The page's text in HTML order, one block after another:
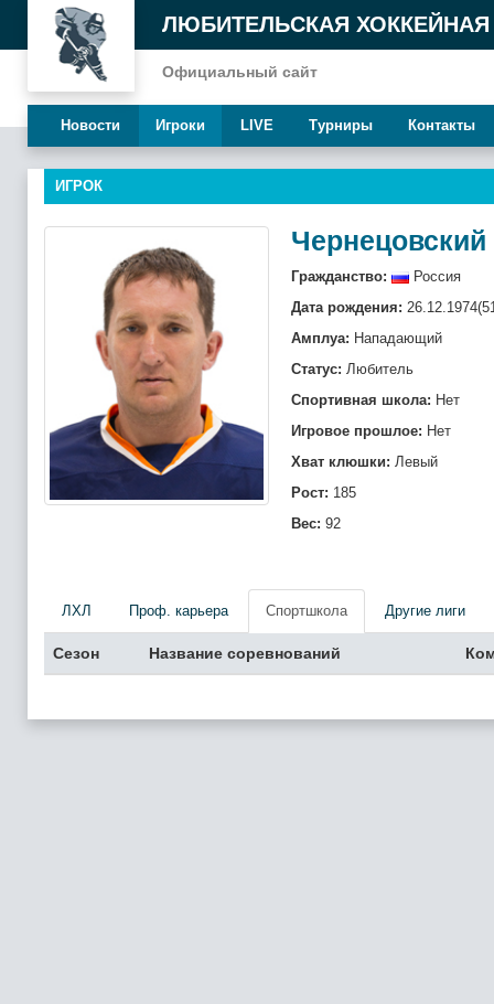
ЛЮБИТЕЛЬСКАЯ ХОККЕЙНАЯ
Официальный сайт
Новости Игроки LIVE Турниры Контакты
ИГРОК
Гражданство:
Россия
Дата рождения:
Амплуа: Нападающий
Статус: Любитель
Спортивная школа: Нет
Игровое прошлое: Нет
Хват клюшки: Левый
Рост: 185
Вес: 92
ЛХЛ Проф. карьера Спортшкола Другие лиги
Сезон Название соревнований